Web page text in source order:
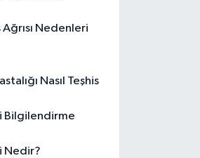
Nedenleri
Nasıl Teşhis
Bilgilendirme
Nedir?